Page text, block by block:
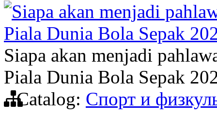
Siapa akan menjadi
Piala Dunia Bola Sepak
Siapa akan menjadi
Piala Dunia Bola Sepak
Catalog: Спорт и